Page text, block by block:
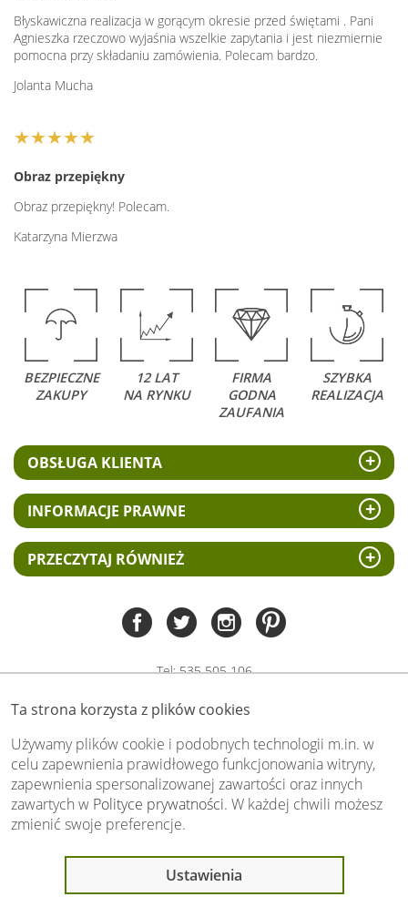
Ta strona korzysta z plików cookies
Używamy plików cookie i podobnych technologii m.in. w
celu zapewnienia prawidłowego funkcjonowania witryny,
zapewnienia spersonalizowanej zawartości oraz innych
zawartych w Polityce prywatności. W każdej chwili możesz
zmienić swoje preferencje.
Ustawienia
Błyskawiczna realizacja w gorącym okresie przed świętami . Pani
Agnieszka rzeczowo wyjaśnia wszelkie zapytania i jest niezmiernie
pomocna przy składaniu zamówienia. Polecam bardzo.
Jolanta Mucha
★★★★★
Obraz przepiękny
Obraz przepiękny! Polecam.
Katarzyna Mierzwa
BEZPIECZNE
ZAKUPY
12 LAT
NA RYNKU
FIRMA
GODNA
ZAUFANIA
SZYBKA
REALIZACJA
OBSŁUGA KLIENTA
INFORMACJE PRAWNE
PRZECZYTAJ RÓWNIEŻ
Tel:535 505 106
biuro@swiat-obrazow.pl
Copyright by swiat-obrazow.pl 2026,
Wszelkie prawa zastrzeżone
Stronę oceniło już13698osób.
Otrzymaliśmy4.89pkt. na 5możliwych.
Oceń nas również Ty:
Ostatnio 13 osób